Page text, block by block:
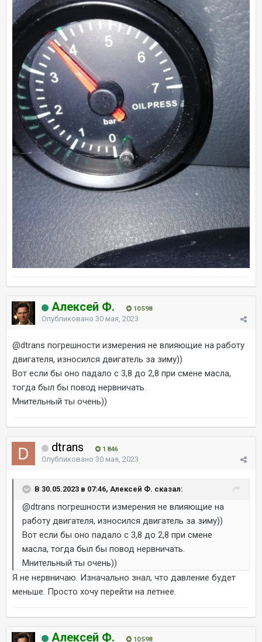
Алексей Ф. 10 598
Опубликовано 30 мая, 2023
@dtrans погрешности измерения не влияющие на работу
двигателя, износился двигатель за зиму))
Вот если бы оно падало с 3,8 до 2,8 при смене масла,
тогда был бы повод нервничать.
Мнительный ты очень))
dtrans 1 846
Опубликовано 30 мая, 2023
В 30.05.2023 в 07:46, Алексей Ф. сказал:
@dtrans погрешности измерения не влияющие на
работу двигателя, износился двигатель за зиму))
Вот если бы оно падало с 3,8 до 2,8 при смене
масла, тогда был бы повод нервничать.
Мнительный ты очень))
Я не нервничаю. Изначально знал, что давление будет
меньше. Просто хочу перейти на летнее.
Алексей Ф. 10 598